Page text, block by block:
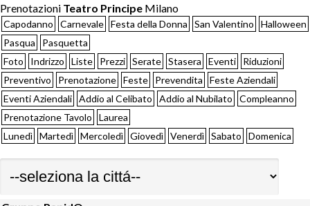
Prenotazioni Teatro Principe Milano
Capodanno Carnevale Festa della Donna San Valentino
Halloween
Pasqua
Pasquetta
Foto
Indrizzo Liste Prezzi Serate Stasera Eventi
Riduzioni
Preventivo
Prenotazione Feste Prevendita
Feste Aziendali
Eventi Aziendali Addio al Celibato Addio al Nubilato
Compleanno
Prenotazione Tavolo
Laurea
Lunedì Martedì Mercoledì Giovedì Venerdì Sabato Domenica